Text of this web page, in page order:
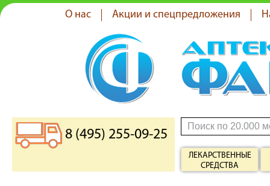
О нас Акции и спецпредложения
8 (495) 255-09-25
ЛЕКАРСТВЕННЫЕ
СРЕДСТВА